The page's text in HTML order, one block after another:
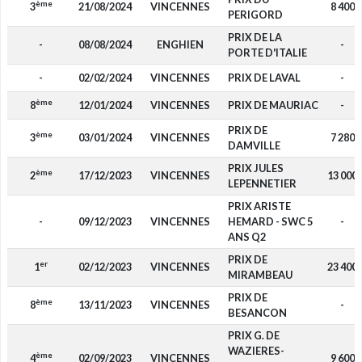
3ème 21/08/2024 VINCENNES
PERIGORD
8 400
- 08/08/2024 ENGHIEN
PRIX DE LA
PORTE D'ITALIE
-
- 02/02/2024 VINCENNES PRIX DE LAVAL -
8ème 12/01/2024 VINCENNES PRIX DE MAURIAC -
3ème 03/01/2024 VINCENNES
PRIX DE
DAMVILLE
7 280
2ème 17/12/2023 VINCENNES
PRIX JULES
LEPENNETIER
13 000
- 09/12/2023 VINCENNES
PRIX ARISTE
HEMARD - SWC 5
ANS Q2
-
1er 02/12/2023 VINCENNES
PRIX DE
MIRAMBEAU
23 400
8ème 13/11/2023 VINCENNES
PRIX DE
BESANCON
-
4ème 02/09/2023 VINCENNES
PRIX G. DE
WAZIERES-
9 600